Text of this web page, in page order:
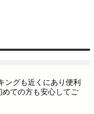
ングも近くにあり便利
ての方も安心してご